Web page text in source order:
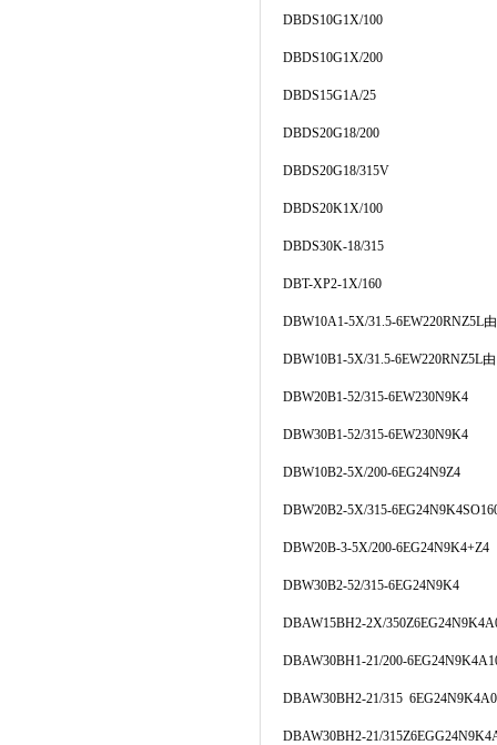
DBDS10G1X/100
DBDS10G1X/200
DBDS15G1A/25
DBDS20G18/200
DBDS20G18/315V
DBDS20K1X/100
DBDS30K-18/315
DBT-XP2-1X/160
DBW10A1-5X/31.5-6EW220RNZ5L
DBW10B1-5X/31.5-6EW220RNZ5L
DBW20B1-52/315-6EW230N9K4
DBW30B1-52/315-6EW230N9K4
DBW10B2-5X/200-6EG24N9Z4
DBW20B2-5X/315-
DBW20B-3-5X/200-6EG24N9K4+Z4
DBW30B2-52/315-6EG24N9K4
DBAW15BH2-2X/
DBAW30BH1-21/200-
DBAW30BH2-21/315
DBAW30BH2-21/